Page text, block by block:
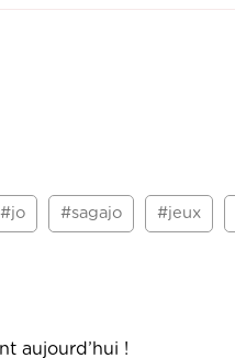
#jo #sagajo #jeux
aujourd’hui !